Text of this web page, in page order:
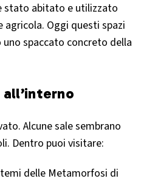
stato abitato e utilizzato
agricola. Oggi questi spazi
spaccato concreto della
all’interno
Alcune sale sembrano
Dentro puoi visitare:
delle Metamorfosi di